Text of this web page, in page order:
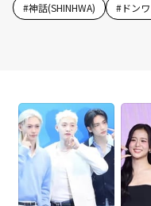
#神話(SHINHWA) #ドン